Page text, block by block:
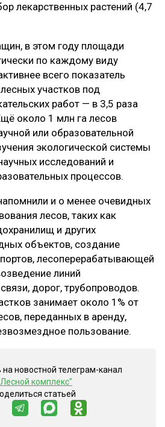
лекарственных растений (4,7
в этом году площади
по каждому виду
всего показатель
участков под
работ — в 3,5 раза
около 1 млн га лесов
или образовательной
экологической системы
исследований и
процессов.
и о менее очевидных
лесов, таких как
и других
объектов, создание
лесоперерабатывающей
линий
дорог, трубопроводов.
занимает около 1% от
переданных в аренду,
пользование.
новостной телеграм-канал
комплекс"
статьей